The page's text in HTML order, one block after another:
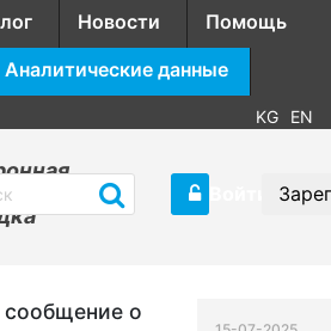
Новости
Помощь
Аналитические данные
KG EN
о